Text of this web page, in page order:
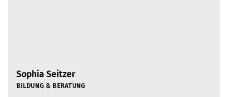
Sophia Seitzer
BIL­DUNG & BERA­TUNG